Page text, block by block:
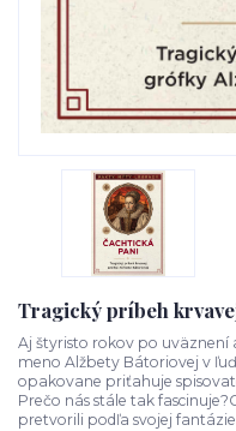
Tragický príbeh
Aj štyristo rokov po uväznení
meno Alžbety Bátoriovej v
opakovane priťahuje
Prečo nás stále tak
pretvorili podľa svojej